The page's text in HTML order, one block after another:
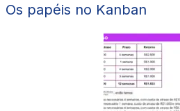
Os papéis no Kanban